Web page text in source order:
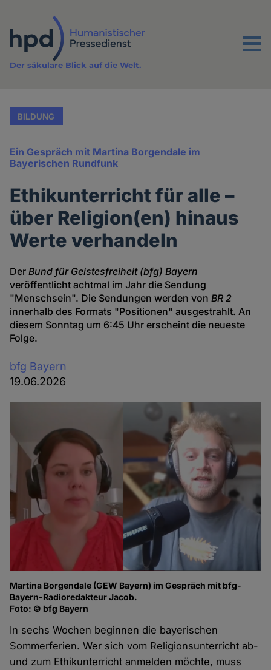
Inhalt
Menu
Der säkulare Blick auf die Welt.
BILDUNG
Ein Gespräch mit Martina Borgendale im
Bayerischen Rundfunk
Ethikunterricht für alle –
über Religion(en) hinaus
Werte verhandeln
DerBund für Geistesfreiheit (bfg) Bayern
veröffentlicht achtmal im Jahr die Sendung
"Menschsein". Die Sendungen werden vonBR 2
innerhalb des Formats "Positionen" ausgestrahlt. An
diesem Sonntag um 6:45 Uhr erscheint die neueste
Folge.
bfg Bayern
19.06.2026
Martina Borgendale (GEW Bayern) im Gespräch mit bfg-
Bayern-Radioredakteur Jacob.
Foto: © bfg Bayern
In sechs Wochen beginnen die bayerischen
Sommerferien. Wer sich vom Religionsunterricht ab-
und zum Ethikunterricht anmelden möchte, muss